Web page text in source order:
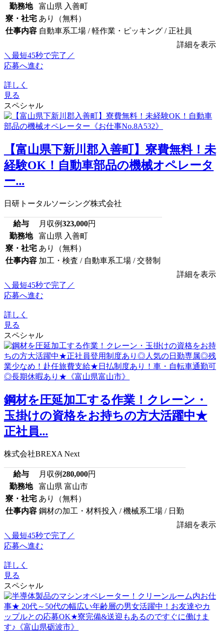
勤務地
富山県 入善町
寮・社宅 あり（無料）
仕事内容 自動車系工場 / 軽作業・ピッキング / 正社員
詳細を表示
＼最短45秒で完了／
応募へ進む
詳しく
見る
スペシャル
【富山県下新川郡入善町】寮費無料！未
経験OK！自動車部品の機械オペレータ
ー...
日研トータルソーシング株式会社
給与 月収例323,000円
勤務地
富山県 入善町
寮・社宅 あり（無料）
仕事内容 加工・検査 / 自動車系工場 / 交替制
詳細を表示
＼最短45秒で完了／
応募へ進む
詳しく
見る
スペシャル
鋼材を圧延加工する作業！クレーン・
玉掛けの資格をお持ちの方大活躍中★
正社員...
株式会社BREXA Next
給与 月収例280,000円
勤務地
富山県 富山市
寮・社宅 あり（無料）
仕事内容 鋼材の加工・材料投入 / 機械系工場 / 日勤
詳細を表示
＼最短45秒で完了／
応募へ進む
詳しく
見る
スペシャル